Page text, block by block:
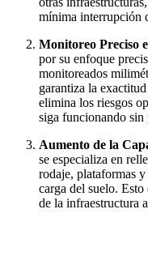
mínima interrupción
Monitoreo Preciso
por su enfoque
monitoreados
garantiza la
elimina los riesgos
siga funcionando sin
Aumento de la
se especializa en
rodaje, plataformas
carga del suelo.
de la infraestructura